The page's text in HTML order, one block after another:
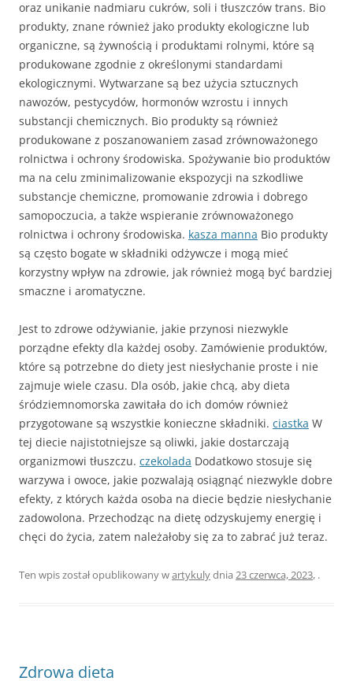
oraz unikanie nadmiaru cukrów, soli i tłuszczów trans. Bio
produkty, znane również jako produkty ekologiczne lub
organiczne, są żywnością i produktami rolnymi, które są
produkowane zgodnie z określonymi standardami
ekologicznymi. Wytwarzane są bez użycia sztucznych
nawozów, pestycydów, hormonów wzrostu i innych
substancji chemicznych. Bio produkty są również
produkowane z poszanowaniem zasad zrównoważonego
rolnictwa i ochrony środowiska. Spożywanie bio produktów
ma na celu zminimalizowanie ekspozycji na szkodliwe
substancje chemiczne, promowanie zdrowia i dobrego
samopoczucia, a także wspieranie zrównoważonego
rolnictwa i ochrony środowiska. kasza manna Bio produkty
są często bogate w składniki odżywcze i mogą mieć
korzystny wpływ na zdrowie, jak również mogą być bardziej
smaczne i aromatyczne.
Jest to zdrowe odżywianie, jakie przynosi niezwykle
porządne efekty dla każdej osoby. Zamówienie produktów,
które są potrzebne do diety jest niesłychanie proste i nie
zajmuje wiele czasu. Dla osób, jakie chcą, aby dieta
śródziemnomorska zawitała do ich domów również
przygotowane są wszystkie konieczne składniki. ciastka W
tej diecie najistotniejsze są oliwki, jakie dostarczają
organizmowi tłuszczu. czekolada Dodatkowo stosuje się
warzywa i owoce, jakie pozwalają osiągnąć niezwykle dobre
efekty, z których każda osoba na diecie będzie niesłychanie
zadowolona. Przechodząc na dietę odzyskujemy energię i
chęci do życia, zatem należałoby się za to zabrać już teraz.
Ten wpis został opublikowany wartykulydnia 23 czerwca, 2023, .
Zdrowa dieta